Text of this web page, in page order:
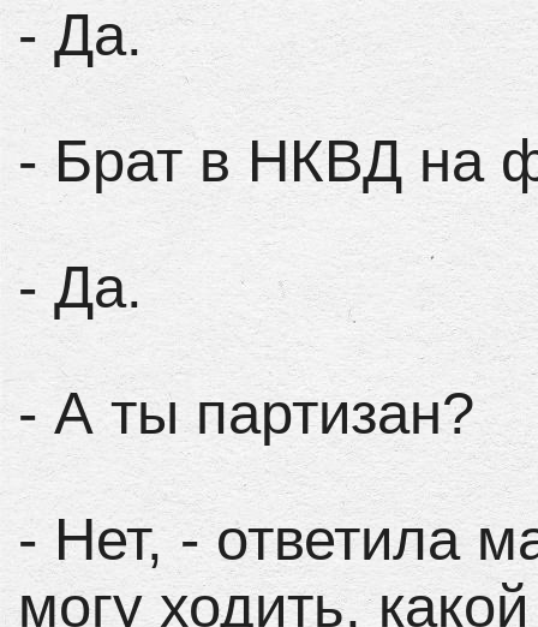
- Да.
- Брат в НКВД на
- Да.
- А ты партизан?
- Нет, - ответила
могу ходить,